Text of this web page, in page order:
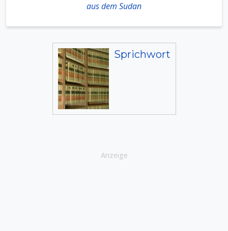
aus dem Sudan
Sprichwort
Anzeige